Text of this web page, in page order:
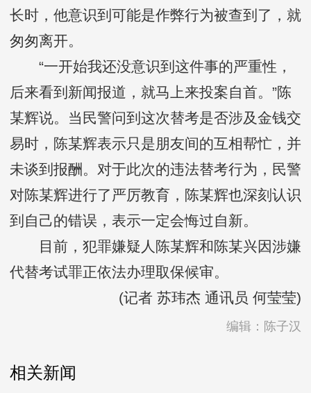
长时，他意识到可能是作弊行为被查到了，就
匆匆离开。
“一开始我还没意识到这件事的严重性，
后来看到新闻报道，就马上来投案自首。”陈
某辉说。当民警问到这次替考是否涉及金钱交
易时，陈某辉表示只是朋友间的互相帮忙，并
未谈到报酬。对于此次的违法替考行为，民警
对陈某辉进行了严厉教育，陈某辉也深刻认识
到自己的错误，表示一定会悔过自新。
目前，犯罪嫌疑人陈某辉和陈某兴因涉嫌
代替考试罪正依法办理取保候审。
(记者 苏玮杰 通讯员 何莹莹)
编辑：陈子汉
相关新闻